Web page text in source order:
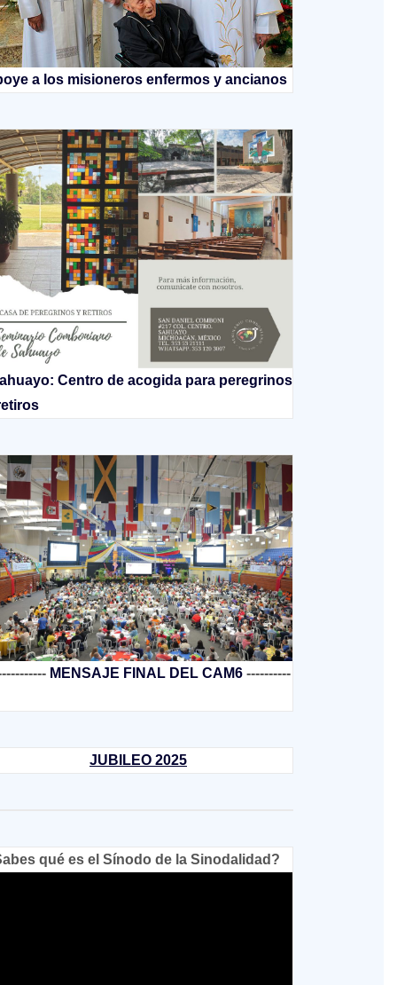
a los misioneros enfermos y ancianos
Centro de acogida para peregrinos
MENSAJE FINAL DEL CAM6 ----------
JUBILEO 2025
qué es el Sínodo de la Sinodalidad?